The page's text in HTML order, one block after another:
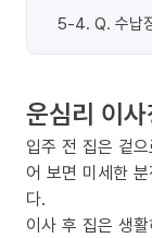
5-4. Q. 수납
운심리 이
입주 전 집은 겉
어 보면 미세한
다.
이사 후 집은 생활